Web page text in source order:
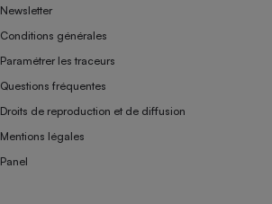
Newsletter
Conditions générales
Paramétrer les traceurs
Questions fréquentes
Droits de reproduction et de diffusion
Mentions légales
Panel